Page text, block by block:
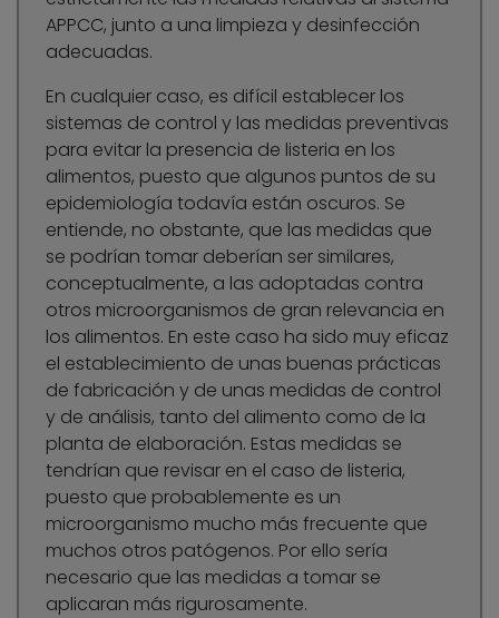
APPCC, junto a una limpieza y desinfección
adecuadas.
En cualquier caso, es difícil establecer los
sistemas de control y las medidas preventivas
para evitar la presencia de listeria en los
alimentos, puesto que algunos puntos de su
epidemiología todavía están oscuros. Se
entiende, no obstante, que las medidas que
se podrían tomar deberían ser similares,
conceptualmente, a las adoptadas contra
otros microorganismos de gran relevancia en
los alimentos. En este caso ha sido muy eficaz
el establecimiento de unas buenas prácticas
de fabricación y de unas medidas de control
y de análisis, tanto del alimento como de la
planta de elaboración. Estas medidas se
tendrían que revisar en el caso de listeria,
puesto que probablemente es un
microorganismo mucho más frecuente que
muchos otros patógenos. Por ello sería
necesario que las medidas a tomar se
aplicaran más rigurosamente.